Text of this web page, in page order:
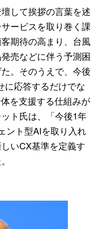
して挨拶の言葉を述
ービスを取り巻く課
期待の高まり、台風
売などに伴う予測困
。そのうえで、今後
に応答するだけでな
を支援する仕組みが
ト氏は、「今後1年
ント型AIを取り入れ
いCX基準を定義す